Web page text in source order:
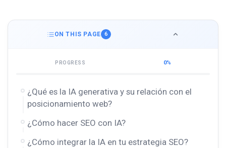
ON THIS PAGE 6
PROGRESS 0%
¿Qué es la IA generativa y su relación con el
posicionamiento web?
¿Cómo hacer SEO con IA?
¿Cómo integrar la IA en tu estrategia SEO?